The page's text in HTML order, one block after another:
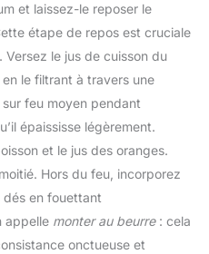
et laissez-le reposer le
étape de repos est cruciale
Versez le jus de cuisson du
le filtrant à travers une
feu moyen pendant
épaississe légèrement.
et le jus des oranges.
Hors du feu, incorporez
en fouettant
appelle monter au beurre: cela
onctueuse et